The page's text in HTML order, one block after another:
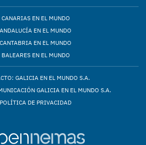
CANARIAS EN EL MUNDO
ANDALUCÍA EN EL MUNDO
CANTABRIA EN EL MUNDO
BALEARES EN EL MUNDO
GALICIA EN EL MUNDO S.A.
GALICIA EN EL MUNDO S.A.
POLÍTICA DE PRIVACIDAD